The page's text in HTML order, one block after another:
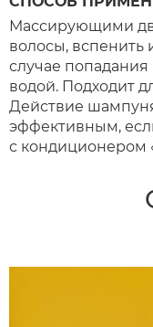
Массирующими
волосы, вспенить
случае
водой. Подходит
Действие
эффективным,
с кондиционером